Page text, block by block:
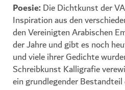
Poesie:Die Dichtkunst der
Inspiration aus den
den Vereinigten Arabischen
der Jahre und gibt es noch
und viele ihrer Gedichte
Schreibkunst Kalligrafie
ein grundlegender